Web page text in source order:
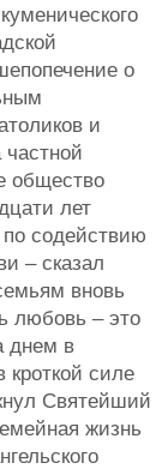
о
и
общество
лет
содействию
– сказал
вновь
любовь – это
днем в
силе
Святейший
жизнь